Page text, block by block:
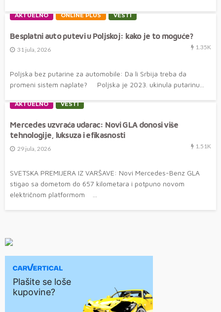
AKTUELNO ONLINE PLUS VESTI
Besplatni auto putevi u Poljskoj: kako je to moguće?
31 jula, 2026 1.35K
Poljska bez putarine za automobile: Da li Srbija treba da
promeni sistem naplate? Poljska je 2023. ukinula putarinu...
AKTUELNO VESTI
Mercedes uzvraća udarac: Novi GLA donosi više
tehnologije, luksuza i efikasnosti
29 jula, 2026 1.51K
SVETSKA PREMIJERA IZ VARŠAVE: Novi Mercedes-Benz GLA
stigao sa dometom do 657 kilometara i potpuno novom
električnom platformom ...